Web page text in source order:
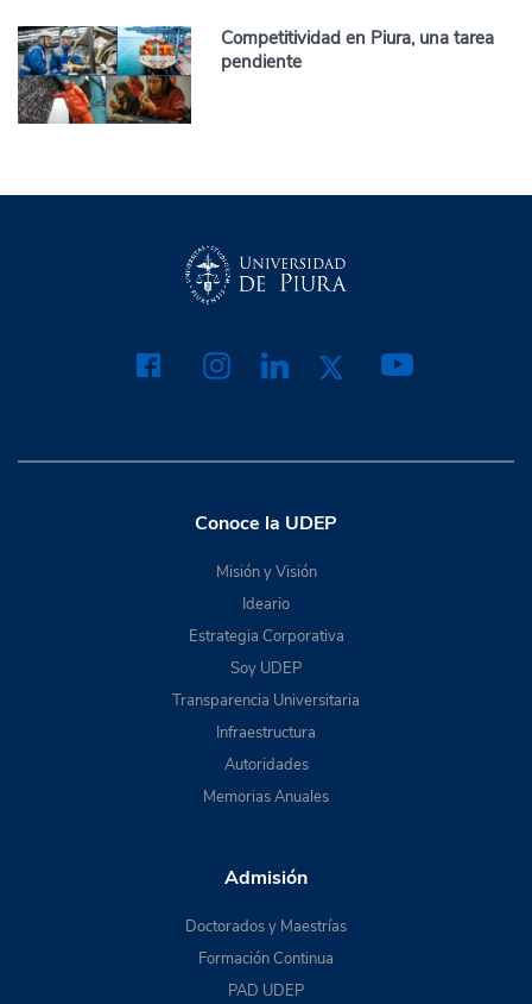
Competitividad en Piura, una tarea
pendiente
Conoce la UDEP
Misión y Visión
Ideario
Estrategia Corporativa
Soy UDEP
Transparencia Universitaria
Infraestructura
Autoridades
Memorias Anuales
Admisión
Doctorados y Maestrías
Formación Continua
PAD UDEP